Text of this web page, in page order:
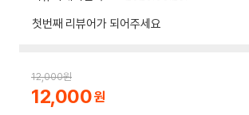
첫번째 리뷰어가 되어주세요
12,000원
12,000